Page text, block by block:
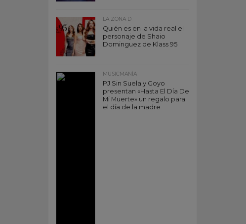
LA ZONA D
Quién es en la vida real el
personaje de Shaio
Dominguez de Klass 95
MUSICMANÍA
PJ Sin Suela y Goyo
presentan «Hasta El Día De
Mi Muerte» un regalo para
el día de la madre